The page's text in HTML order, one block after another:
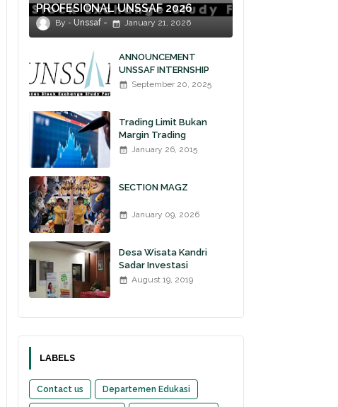
PROFESIONAL UNSSAF 2026
Unssaf January 21, 2026
ANNOUNCEMENT
UNSSAF INTERNSHIP
2025September 20, 2025
Trading Limit Bukan
Margin Trading
January 26, 2015
SECTION MAGZ
January 09, 2026
Desa Wisata Kandri
Sadar Investasi
August 19, 2019
LABELS
Contact us Departemen Edukasi